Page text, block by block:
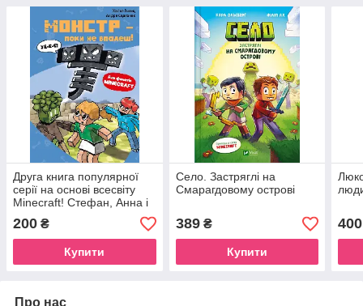
Друга книга популярної
серії на основі всесвіту
Minecraft! Стефан, Анна і
дуже переживають за своє
село, адж
200 ₴
Купити
Село. Застряглі на
Смарагдовому острові
389₴
Купити
400
Про нас